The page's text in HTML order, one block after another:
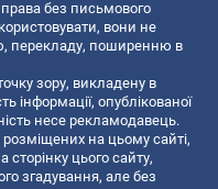
права без письмового
вони не
перекладу, поширенню в
зору, викладену в
інформації, опублікованої
несе рекламодавець.
на цьому сайті,
цього сайту,
згадування, але без